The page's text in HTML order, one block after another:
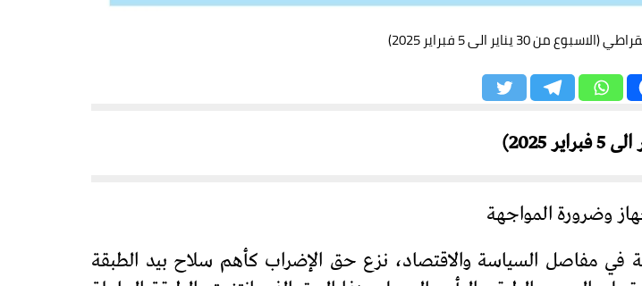
وضرورة المواجهة
في مفاصل السياسة والاقتصاد، نزع حق الإضراب كأهم سلاح بيد الطبقة